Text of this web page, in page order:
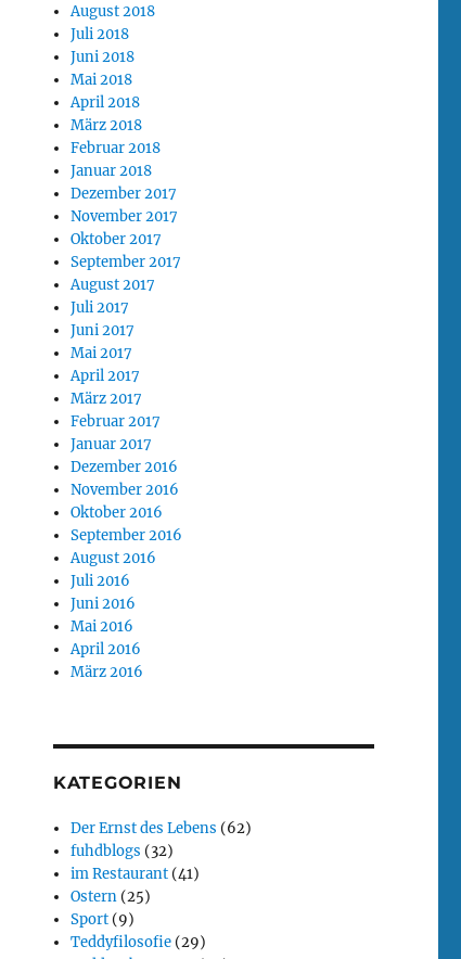
August 2018
Juli 2018
Juni 2018
Mai 2018
April 2018
März 2018
Februar 2018
Januar 2018
Dezember 2017
November 2017
Oktober 2017
September 2017
August 2017
Juli 2017
Juni 2017
Mai 2017
April 2017
März 2017
Februar 2017
Januar 2017
Dezember 2016
November 2016
Oktober 2016
September 2016
August 2016
Juli 2016
Juni 2016
Mai 2016
April 2016
März 2016
KATEGORIEN
Der Ernst des Lebens (62)
fuhdblogs (32)
im Restaurant (41)
Ostern (25)
Sport (9)
Teddyfilosofie (29)